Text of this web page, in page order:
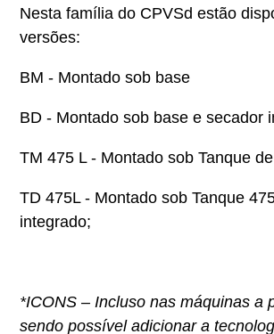
Nesta família do CPVSd estão
versões:
BM - Montado sob base
BD - Montado sob base e secador
TM 475 L - Montado sob Tanque
TD 475L - Montado sob Tanque
integrado;
*ICONS – Incluso nas máquinas a
sendo possível adicionar a